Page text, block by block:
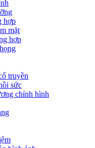
hợp
mặt
hợp
truyền
sức
chỉnh hình